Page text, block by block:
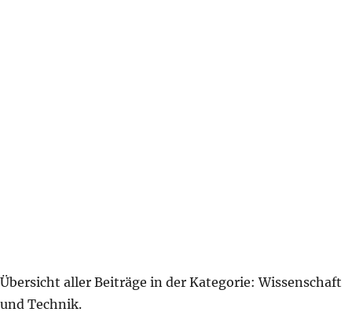
Übersicht aller Beiträge in der Kategorie:Wissenschaft
und Technik.